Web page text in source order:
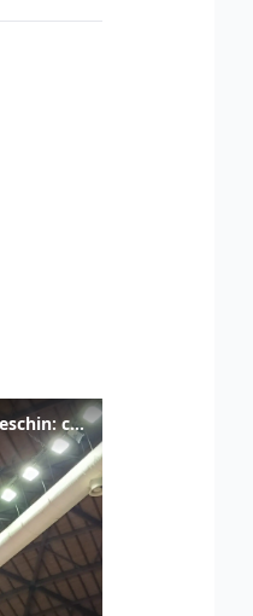
I messaggi di affetto per Federico Franceschin: così il mondo del basket gli è stato accanto fino all’ultimo